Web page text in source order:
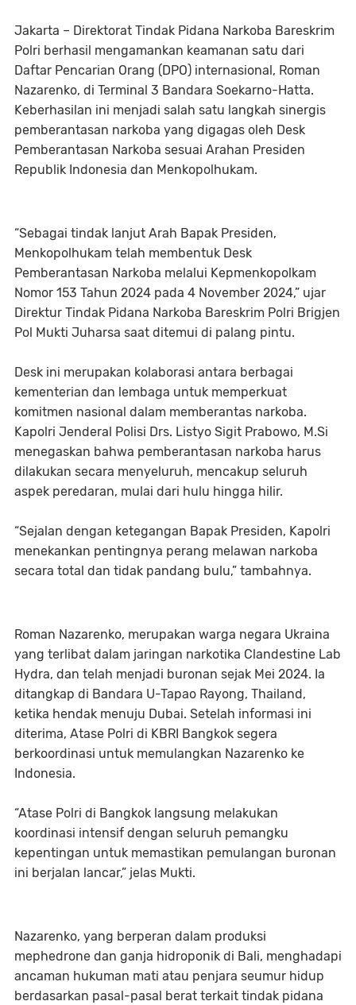
Jakarta – Direktorat Tindak Pidana Narkoba Bareskrim
Polri berhasil mengamankan keamanan satu dari
Daftar Pencarian Orang (DPO) internasional, Roman
Nazarenko, di Terminal 3 Bandara Soekarno-Hatta.
Keberhasilan ini menjadi salah satu langkah sinergis
pemberantasan narkoba yang digagas oleh Desk
Pemberantasan Narkoba sesuai Arahan Presiden
Republik Indonesia dan Menkopolhukam.
“Sebagai tindak lanjut Arah Bapak Presiden,
Menkopolhukam telah membentuk Desk
Pemberantasan Narkoba melalui Kepmenkopolkam
Nomor 153 Tahun 2024 pada 4 November 2024,” ujar
Direktur Tindak Pidana Narkoba Bareskrim Polri Brigjen
Pol Mukti Juharsa saat ditemui di palang pintu.
Desk ini merupakan kolaborasi antara berbagai
kementerian dan lembaga untuk memperkuat
komitmen nasional dalam memberantas narkoba.
Kapolri Jenderal Polisi Drs. Listyo Sigit Prabowo, M.Si
menegaskan bahwa pemberantasan narkoba harus
dilakukan secara menyeluruh, mencakup seluruh
aspek peredaran, mulai dari hulu hingga hilir.
“Sejalan dengan ketegangan Bapak Presiden, Kapolri
menekankan pentingnya perang melawan narkoba
secara total dan tidak pandang bulu,” tambahnya.
Roman Nazarenko, merupakan warga negara Ukraina
yang terlibat dalam jaringan narkotika Clandestine Lab
Hydra, dan telah menjadi buronan sejak Mei 2024. Ia
ditangkap di Bandara U-Tapao Rayong, Thailand,
ketika hendak menuju Dubai. Setelah informasi ini
diterima, Atase Polri di KBRI Bangkok segera
berkoordinasi untuk memulangkan Nazarenko ke
Indonesia.
“Atase Polri di Bangkok langsung melakukan
koordinasi intensif dengan seluruh pemangku
kepentingan untuk memastikan pemulangan buronan
ini berjalan lancar,” jelas Mukti.
Nazarenko, yang berperan dalam produksi
mephedrone dan ganja hidroponik di Bali, menghadapi
ancaman hukuman mati atau penjara seumur hidup
berdasarkan pasal-pasal berat terkait tindak pidana